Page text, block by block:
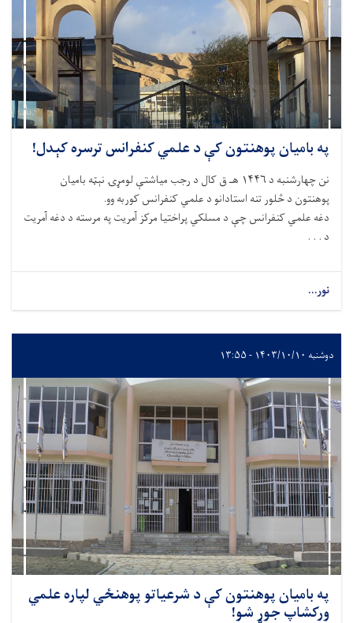
په بامیان پوهنتون کې د علمي کنفرانس ترسره کېدل!
نن چهارشنبه د ۱۴۴۶ هـ ق کال د رجب میاشتې لومړۍ نېټه بامیان
پوهنتون د څلور تنه استادانو د علمي کنفرانس کوربه وو.
دغه علمي کنفرانس چې د مسلکي پراختیا مرکز آمریت په مرسته د دغه آمریت
د . . .
نور...
دوشنبه ۱۴۰۳/۱۰/۱۰ - ۱۳:۵۵
په بامیان پوهنتون کې د شرعیاتو پوهنځي لپاره علمي
ورکشاپ جوړ شو!